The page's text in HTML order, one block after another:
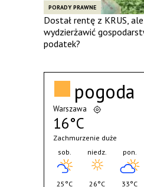
PORADY PRAWNE
Dostał rentę z KRUS,
wydzierżawić
podatek?
pogoda
Warszawa
16°C
Zachmurzenie duże
sob.
25°C
niedz.
26°C
pon.
33°C